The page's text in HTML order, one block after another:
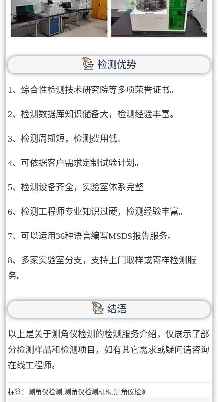
检测优势
1、综合性检测技术研究院等多项荣誉证书。
2、检测数据库知识储备大，检测经验丰富。
3、检测周期短，检测费用低。
4、可依据客户需求定制试验计划。
5、检测设备齐全，实验室体系完整
6、检测工程师专业知识过硬，检测经验丰富。
7、可以运用36种语言编写MSDS报告服务。
8、多家实验室分支，支持上门取样或寄样检测服
务。
结语
以上是关于测角仪检测的检测服务介绍，仅展示了部
分检测样品和检测项目，如有其它需求或疑问请咨询
在线工程师。
标签：测角仪检测,测角仪检测机构,测角仪检测